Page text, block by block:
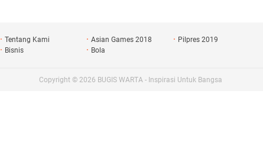
Tentang Kami Asian Games 2018
Pilpres 2019
Bisnis
Bola
Copyright © 2026 BUGIS WARTA - Inspirasi Untuk Bangsa